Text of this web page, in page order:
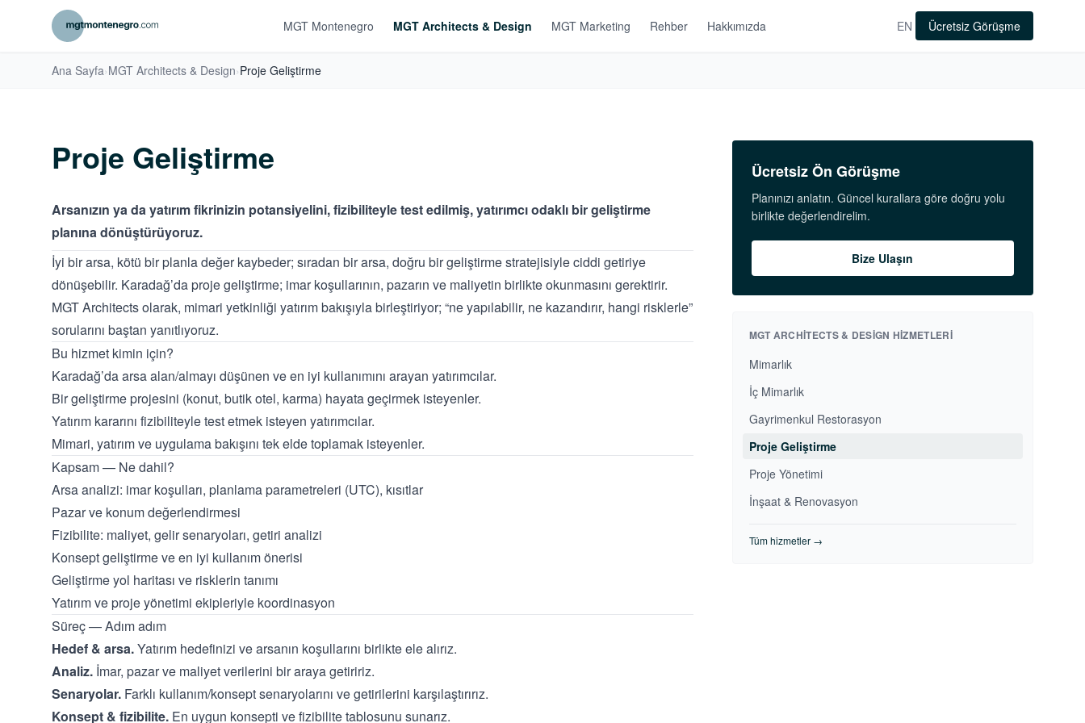
MGT Montenegro MGT Architects & Design MGT Marketing Rehber Hakkımızda EN Ücretsiz Görüşme
Ana Sayfa›MGT Architects & Design›Proje Geliştirme
Proje Geliştirme
Arsanızın ya da yatırım fikrinizin potansiyelini, fizibiliteyle test edilmiş, yatırımcı odaklı bir geliştirme
planına dönüştürüyoruz.
İyi bir arsa, kötü bir planla değer kaybeder; sıradan bir arsa, doğru bir geliştirme stratejisiyle ciddi getiriye
dönüşebilir. Karadağ’da proje geliştirme; imar koşullarının, pazarın ve maliyetin birlikte okunmasını gerektirir.
MGT Architects olarak, mimari yetkinliği yatırım bakışıyla birleştiriyor; “ne yapılabilir, ne kazandırır, hangi risklerle”
sorularını baştan yanıtlıyoruz.
Bu hizmet kimin için?
Karadağ’da arsa alan/almayı düşünen ve en iyi kullanımını arayan yatırımcılar.
Bir geliştirme projesini (konut, butik otel, karma) hayata geçirmek isteyenler.
Yatırım kararını fizibiliteyle test etmek isteyen yatırımcılar.
Mimari, yatırım ve uygulama bakışını tek elde toplamak isteyenler.
Kapsam — Ne dahil?
Arsa analizi: imar koşulları, planlama parametreleri (UTC), kısıtlar
Pazar ve konum değerlendirmesi
Fizibilite: maliyet, gelir senaryoları, getiri analizi
Konsept geliştirme ve en iyi kullanım önerisi
Geliştirme yol haritası ve risklerin tanımı
Yatırım ve proje yönetimi ekipleriyle koordinasyon
Süreç — Adım adım
Hedef & arsa.Yatırım hedefinizi ve arsanın koşullarını birlikte ele alırız.
Analiz. İmar, pazar ve maliyet verilerini bir araya getiririz.
Senaryolar. Farklı kullanım/konsept senaryolarını ve getirilerini karşılaştırırız.
Konsept & fizibilite. En uygun konsepti ve fizibilite tablosunu sunarız.
Ücretsiz Ön Görüşme
Planınızı anlatın. Güncel kurallara göre doğru yolu
birlikte değerlendirelim.
Bize Ulaşın
MGT ARCHITECTS & DESIGN HIZMETLERI
Mimarlık
İç Mimarlık
Gayrimenkul Restorasyon
Proje Geliştirme
Proje Yönetimi
İnşaat & Renovasyon
Tüm hizmetler →